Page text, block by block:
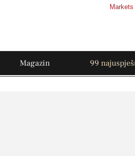
Magazin 99